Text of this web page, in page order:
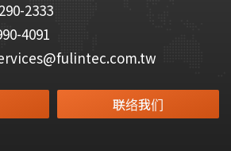
2333
4091
联络我们